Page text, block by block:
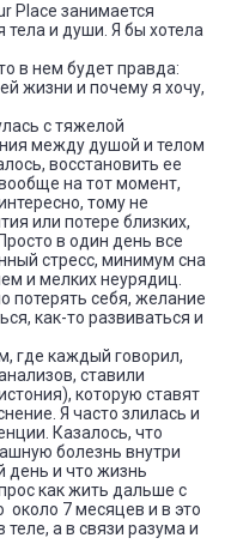
Place занимается
и души. Я бы хотела
в нем будет правда:
жизни и почему я хочу,
с тяжелой
между душой и телом
восстановить ее
на тот момент,
тому не
или потере близких,
в один день все
стресс, минимум сна
и мелких неурядиц.
потерять себя, желание
как-то развиваться и
где каждый говорил,
ставили
которую ставят
Я часто злилась и
Казалось, что
болезнь внутри
день и что жизнь
как жить дальше с
около 7 месяцев и в это
а в связи разума и